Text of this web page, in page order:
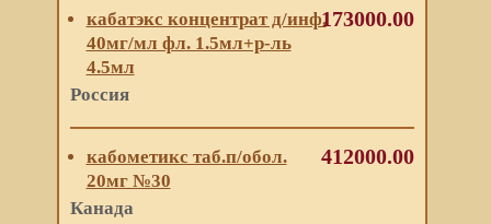
кабатэкс концентрат д/инф.
40мг/мл фл. 1.5мл+р-ль
4.5мл
Россия
173000.00
кабометикс таб.п/обол.
20мг №30
Канада
412000.00